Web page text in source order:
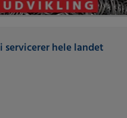
servicerer hele landet